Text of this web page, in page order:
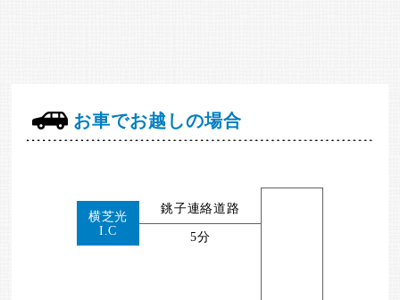
お車でお越しの場合
横芝光
I.C
銚子連絡道路
5分